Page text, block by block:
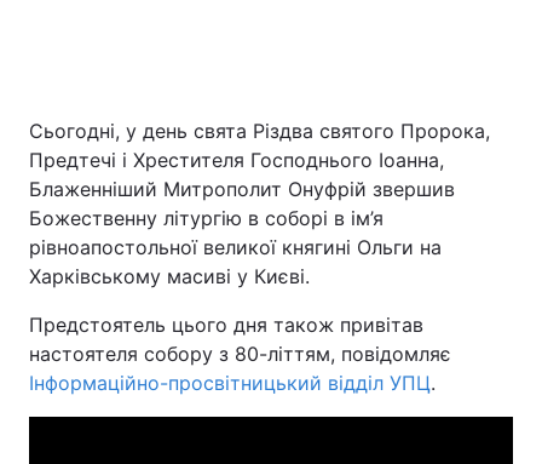
Сьогодні, у день свята Різдва святого Пророка,
Предтечі і Хрестителя Господнього Іоанна,
Блаженніший Митрополит Онуфрій звершив
Божественну літургію в соборі в ім’я
рівноапостольної великої княгині Ольги на
Харківському масиві у Києві.
Предстоятель цього дня також привітав
настоятеля собору з 80-літтям, повідомляє
Інформаційно-просвітницький відділ УПЦ.